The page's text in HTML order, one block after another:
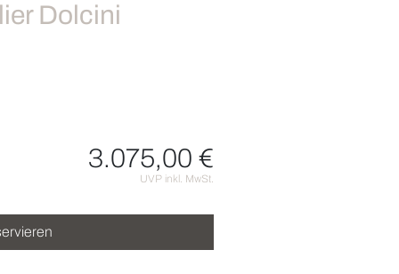
Dolcini
3.075,00 €
UVP inkl. MwSt.